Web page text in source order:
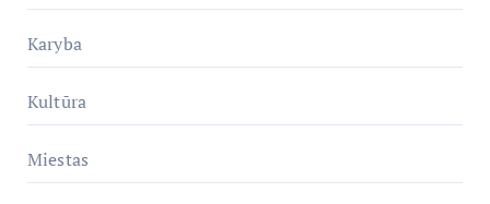
Karyba
Kultūra
Miestas